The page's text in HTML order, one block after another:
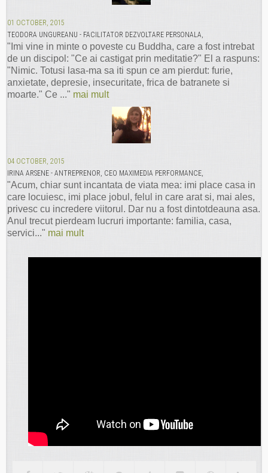
01 OCTOBER, 2015
TEODORA UNGUREANU - FACILITATOR DEZVOLTARE PERSONALA,
"Imi vine in minte o poveste cu Buddha, care a fost intrebat
de un discipol: "Ce ai castigat prin meditatie?" El a raspuns:
"Nimic. Totusi lasa-ma sa iti spun ce am pierdut: furie,
anxietate, depresie, insecuritate, frica de batranete si
moarte." Ce ..." mai mult
04 OCTOBER, 2015
IRINA ARSENE - ANTREPRENOR, CEO MAXIMEDIA PERFORMANCE,
"Acum, chiar sunt incantata de viata mea: imi place casa in
care locuiesc, imi place jobul, felul in care arat si, mai ales,
privesc cu incredere viitorul. Dar nu a fost dintotdeauna asa.
Anul trecut pierdeam lucruri importante: familia, casa,
servici..." mai mult